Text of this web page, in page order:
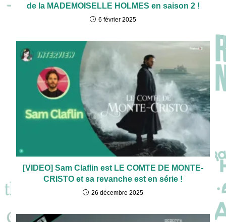
de la MADEMOISELLE HOLMES en saison 2 !
6 février 2025
[VIDEO] Sam Claflin est LE COMTE DE MONTE-
CRISTO et sa revanche est en série !
26 décembre 2025